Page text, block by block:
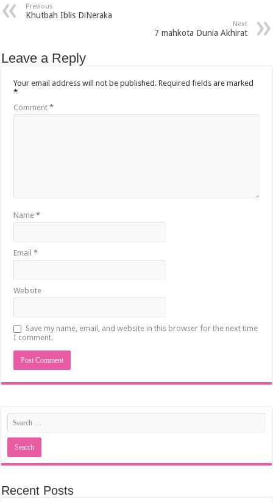
Previous
Khutbah Iblis DiNeraka
Next
7 mahkota Dunia Akhirat
Leave a Reply
Your email address will not be published. Required fields are marked
*
Comment*
Name*
Email*
Website
Save my name, email, and website in this browser for the next time
I comment.
Recent Posts